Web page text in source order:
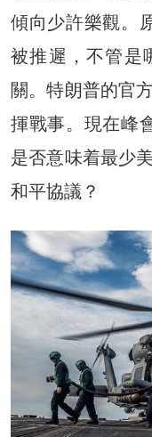
傾向少許樂觀。
被推遲，不管是
關。特朗普的官
揮戰事。現在峰
是否意味着最少
和平協議？